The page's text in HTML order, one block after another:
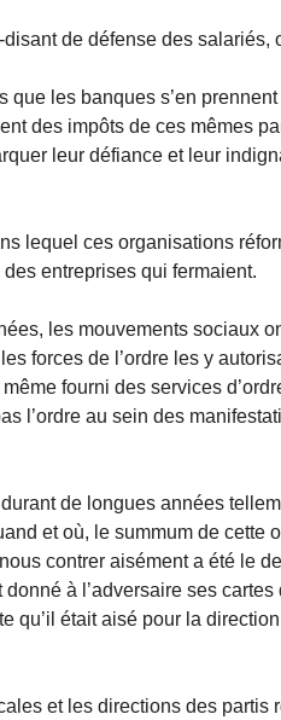
de défense des salariés,
que les banques s’en
des impôts de ces mêmes
leur défiance et leur
lequel ces organisations
entreprises qui fermaient.
les mouvements sociaux
forces de l’ordre les y
fourni des services
l’ordre au sein des
durant de longues années
et où, le summum de
contrer aisément a été le
à l’adversaire ses
qu’il était aisé pour la
et les directions des